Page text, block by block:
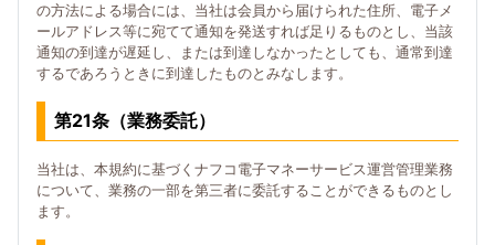
の方法による場合には、当社は会員から届けられた住所、電子メ
ールアドレス等に宛てて通知を発送すれば足りるものとし、当該
通知の到達が遅延し、または到達しなかったとしても、通常到達
するであろうときに到達したものとみなします。
第21条（業務委託）
当社は、本規約に基づくナフコ電子マネーサービス運営管理業務
について、業務の一部を第三者に委託することができるものとし
ます。